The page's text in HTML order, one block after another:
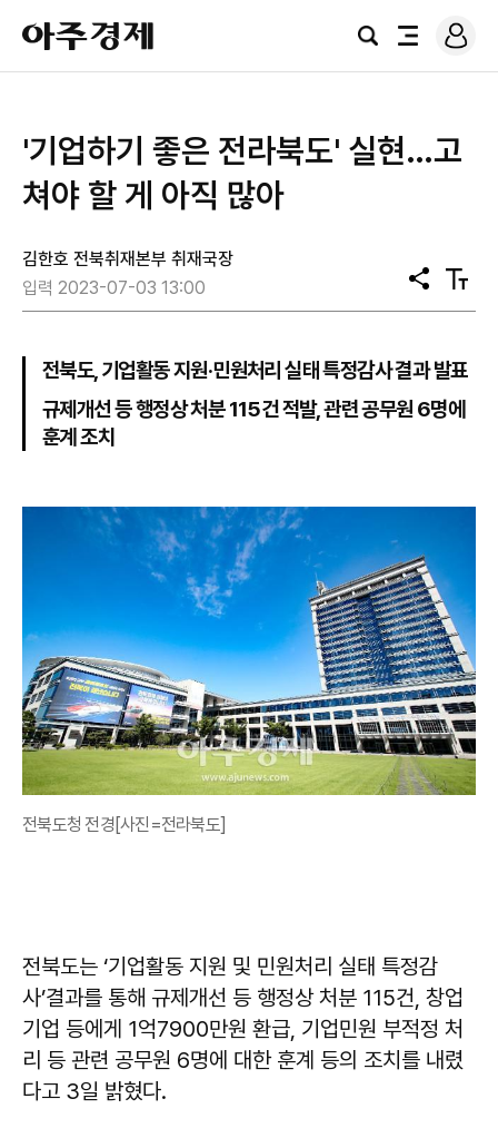
아
주
경
검
전
로
그
'기업하기 좋은 전라북도' 실현…고
쳐야 할 게 아직 많아
김한호 전북취재본부 취재국장
입력 2023-07-03 13:00
공
유
텍
스
기
전북도, 기업활동 지원·민원처리 실태 특정감사 결과 발표
규제개선 등 행정상 처분 115건 적발, 관련 공무원 6명에
훈계 조치
전북도청 전경[사진=전라북도]
전북도는 ‘기업활동 지원 및 민원처리 실태 특정감
사’결과를 통해 규제개선 등 행정상 처분 115건, 창업
기업 등에게 1억7900만원 환급, 기업민원 부적정 처
리 등 관련 공무원 6명에 대한 훈계 등의 조치를 내렸
다고 3일 밝혔다.